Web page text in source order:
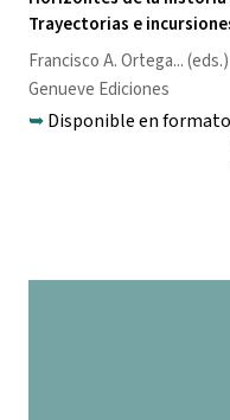
Trayectorias e
Francisco A. Ortega... (eds.)
Genueve Ediciones
➥Disponible en